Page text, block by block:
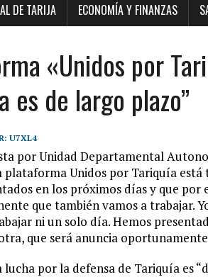
DE TARIJA ECONOMÍA Y FINANZAS
«Unidos por
es de largo plazo”
U7XL4
por Unidad Departamental
plataforma Unidos por Tariquía
en los próximos días y que por
que también vamos a trabajar.
ni un solo día. Hemos
que será anuncia
lucha por la defensa de Tariquía es